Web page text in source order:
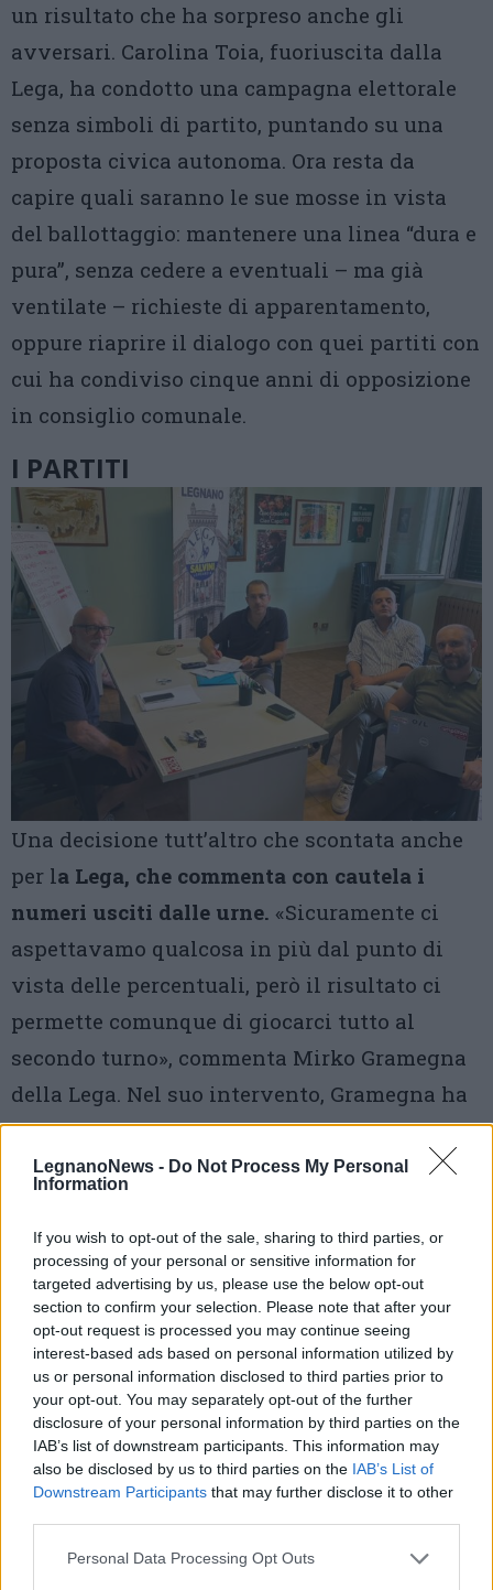
LegnanoNews - Do Not Process My Personal
Information
If you wish to opt-out of the sale, sharing to third parties, or
processing of your personal or sensitive information for
targeted advertising by us, please use the below opt-out
section to confirm your selection. Please note that after your
opt-out request is processed you may continue seeing
interest-based ads based on personal information utilized by
us or personal information disclosed to third parties prior to
your opt-out. You may separately opt-out of the further
disclosure of your personal information by third parties on the
IAB’s list of downstream participants. This information may
also be disclosed by us to third parties on the IAB’s List of
Downstream Participants that may further disclose it to other
Personal Data Processing Opt Outs
un risultato che ha sorpreso anche gli
avversari. Carolina Toia, fuoriuscita dalla
Lega, ha condotto una campagna elettorale
senza simboli di partito, puntando su una
proposta civica autonoma. Ora resta da
capire quali saranno le sue mosse in vista
del ballottaggio: mantenere una linea “dura e
pura”, senza cedere a eventuali – ma già
ventilate – richieste di apparentamento,
oppure riaprire il dialogo con quei partiti con
cui ha condiviso cinque anni di opposizione
in consiglio comunale.
I PARTITI
Una decisione tutt’altro che scontata anche
per la Lega, che commenta con cautela i
numeri usciti dalle urne. «Sicuramente ci
aspettavamo qualcosa in più dal punto di
vista delle percentuali, però il risultato ci
permette comunque di giocarci tutto al
secondo turno», commenta Mirko Gramegna
della Lega. Nel suo intervento, Gramegna ha
fatto riferimento anche al risultato ottenuto
da Carolina Toia: «La sua candidatura ha
un’area vicina al centrodestra. Guardando già
al ballottaggio, il segretario leghista invita
però alla prudenza sugli scenari futuri: «Non
darei nulla per scontato. Credo che Carolina
Toia vorrà fare le proprie valutazioni con
attenzione prima di prendere posizione».
Nel centrodestra si è dichiarata cautamente
ottimista anche
Forza Italia
scaramanzia preferiamo non parlare di